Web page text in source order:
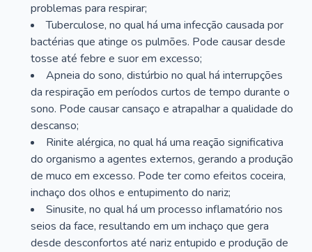
problemas para respirar;
Tuberculose, no qual há uma infecção causada por
bactérias que atinge os pulmões. Pode causar desde
tosse até febre e suor em excesso;
Apneia do sono, distúrbio no qual há interrupções
da respiração em períodos curtos de tempo durante o
sono. Pode causar cansaço e atrapalhar a qualidade do
descanso;
Rinite alérgica, no qual há uma reação significativa
do organismo a agentes externos, gerando a produção
de muco em excesso. Pode ter como efeitos coceira,
inchaço dos olhos e entupimento do nariz;
Sinusite, no qual há um processo inflamatório nos
seios da face, resultando em um inchaço que gera
desde desconfortos até nariz entupido e produção de